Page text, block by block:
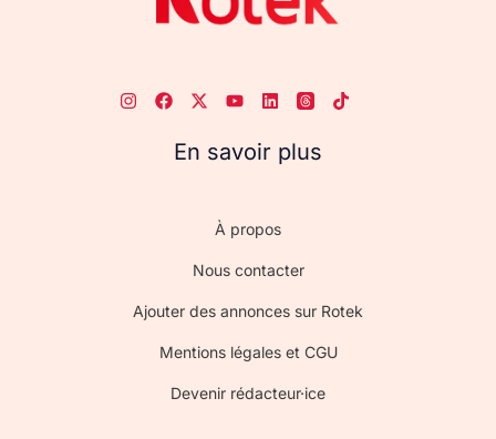
En savoir plus
À propos
Nous contacter
Ajouter des annonces sur Rotek
Mentions légales et CGU
Devenir rédacteur·ice